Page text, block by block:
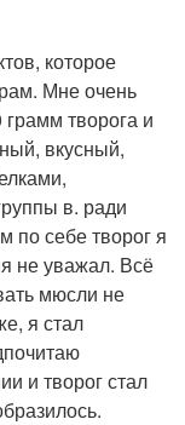
которое
Мне очень
творога и
вкусный,
в. ради
по себе творог я
не уважал. Всё
мюсли не
я стал
и творог стал